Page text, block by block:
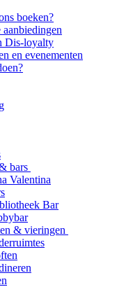
boeken?
Dis-loyalty
en evenementen
bars
Valentina
Bar
& vieringen